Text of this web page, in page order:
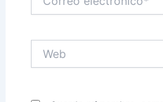
electrónico*